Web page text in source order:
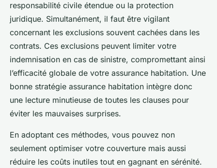
responsabilité civile étendue ou la protection
juridique. Simultanément, il faut être vigilant
concernant les exclusions souvent cachées dans les
contrats. Ces exclusions peuvent limiter votre
indemnisation en cas de sinistre, compromettant ainsi
l’efficacité globale de votre assurance habitation. Une
bonne stratégie assurance habitation intègre donc
une lecture minutieuse de toutes les clauses pour
éviter les mauvaises surprises.
En adoptant ces méthodes, vous pouvez non
seulement optimiser votre couverture mais aussi
réduire les coûts inutiles tout en gagnant en sérénité.